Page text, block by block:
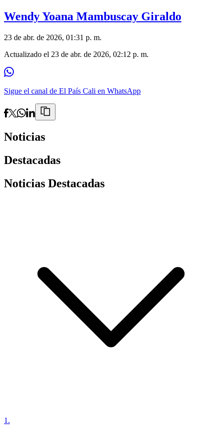
Wendy Yoana Mambuscay Giraldo
23 de abr. de 2026, 01:31 p. m.
Actualizado el 23 de abr. de 2026, 02:12 p. m.
Sigue el canal de El País Cali en WhatsApp
Noticias
Destacadas
Noticias Destacadas
1 .